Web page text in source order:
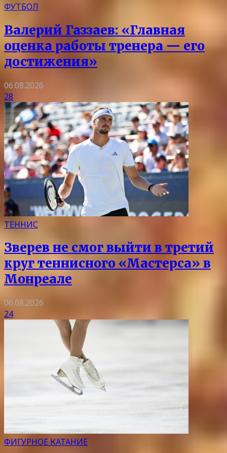
ФУТБОЛ
Валерий Газзаев: «Главная
оценка работы тренера — его
достижения»
06.08.2026
28
ТЕННИС
Зверев не смог выйти в третий
круг теннисного «Мастерса» в
Монреале
06.08.2026
24
ФИГУРНОЕ КАТАНИЕ